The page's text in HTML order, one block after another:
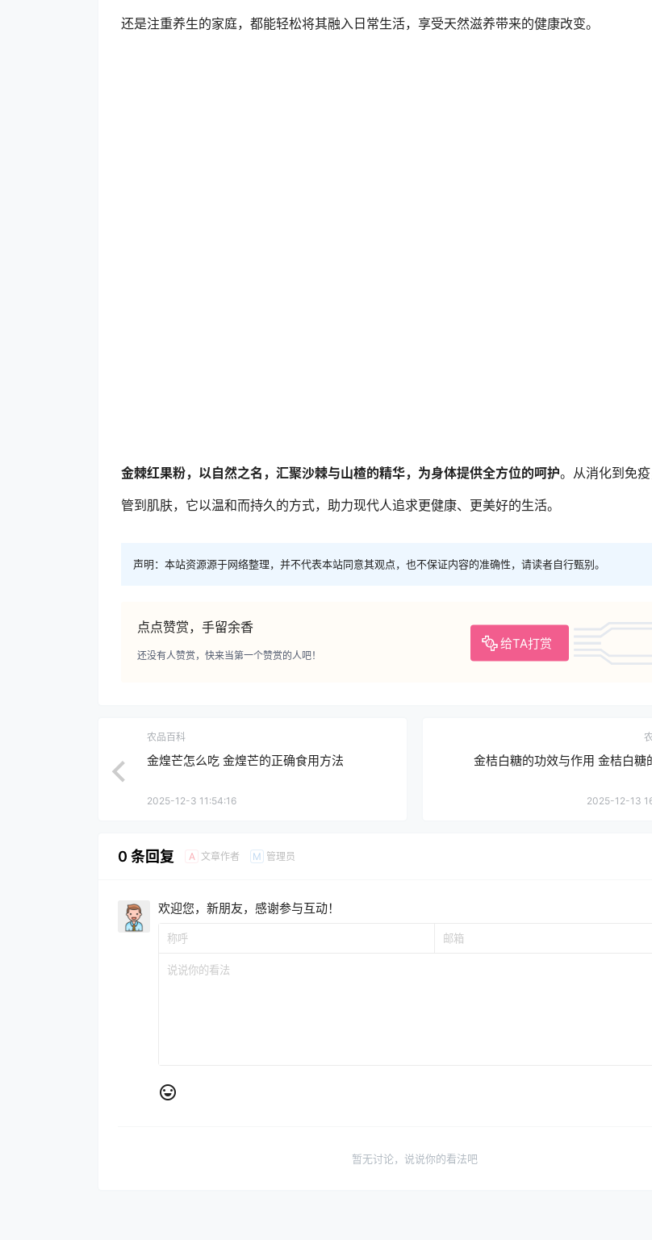
还是注重养生的家庭，都能轻松将其融入日常生活，享受天然滋养带来的健康改变。
金棘红果粉，以自然之名，汇聚沙棘与山楂的精华，为身体提供全方位的呵护。从消化到免
管到肌肤，它以温和而持久的方式，助力现代人追求更健康、更美好的生活。
声明：本站资源源于网络整理，并不代表本站同意其观点，也不保证内容的准确性，请读者自行甄别。
点点赞赏，手留余香
给TA打赏
还没有人赞赏，快来当第一个赞赏的人吧！
农品百科
金煌芒怎么吃 金煌芒的正确食用方法
2025-12-3 11:54:16
金桔白糖的功效与作用 金桔白糖
2025-12-13
0 条回复 A 文章作者 M 管理员
欢迎您，新朋友，感谢参与互动！
暂无讨论，说说你的看法吧